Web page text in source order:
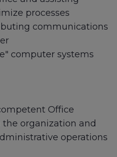
processes
communications
computer systems
Office
organization and
operations